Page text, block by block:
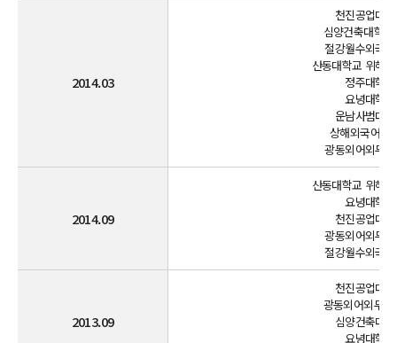
2014.03
천진공업대
심양건축대학
절강월수외국
산동대학교 위해
정주대학
요녕대학
운남사범대
상해외국어대
광동외어외무
2014.09
산동대학교 위해
요녕대학
천진공업대
광동외어외무
절강월수외국
2013.09
천진공업대
광동외어외무
심양건축대
요녕대학